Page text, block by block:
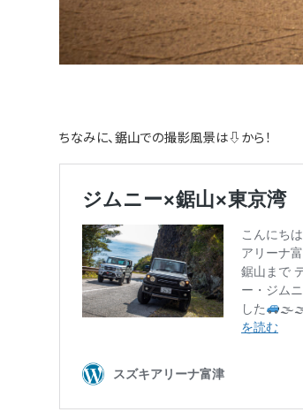
ちなみに、鋸山での撮影風景は⇩から！